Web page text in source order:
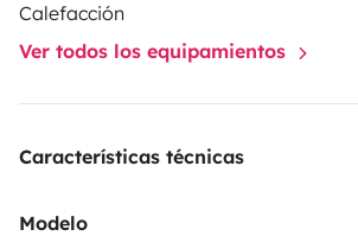
Calefacción
Ver todos los equipamientos
Características técnicas
Modelo